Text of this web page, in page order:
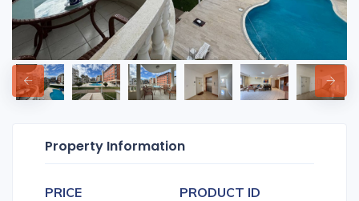
Property Information
PRICE
PRODUCT ID